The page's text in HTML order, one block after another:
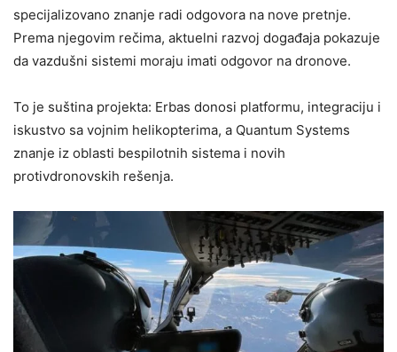
specijalizovano znanje radi odgovora na nove pretnje.
Prema njegovim rečima, aktuelni razvoj događaja pokazuje
da vazdušni sistemi moraju imati odgovor na dronove.
To je suština projekta: Erbas donosi platformu, integraciju i
iskustvo sa vojnim helikopterima, a Quantum Systems
znanje iz oblasti bespilotnih sistema i novih
protivdronovskih rešenja.